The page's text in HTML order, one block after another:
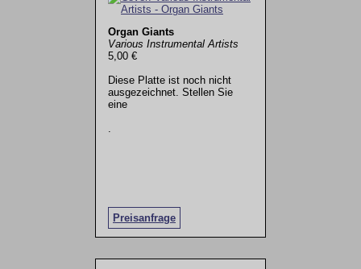
Organ Giants
Various Instrumental Artists
5,00 €
Diese Platte ist noch nicht
ausgezeichnet. Stellen Sie
eine
Preisanfrage
.